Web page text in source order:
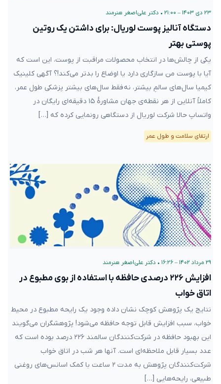
۲۳ دی ۱۴۰۳ – ۲۱:۰۰ • دکتر علی‌اصغر هنرمند
دستگاه آنالیز پوست لوريال: برای داشتن یک روتین
پوستی بهتر
یکی از چالش‌ها در انتخاب محصولات مراقبت از پوست، این است که
آیا با پوست من سازگاری دارد یا اوضاع را بدتر می‌کند!؟ آگهی کلینیک
کیمیا سال‌های سالمِ بیشتر، نه فقط سال‌های بیشتر پزشکی طول عمر،
کاملاً آنلاین از هر نقطه‌ی جهان مشاورهٔ ۱۵ دقیقه‌ای رایگان در
واتساپ حالا شرکت لوريال از دستگاهی رونمایی کرده که […]
ارتقای سلامت و طول عمر
۲۹ مرداد ۱۴۰۲ – ۱۶:۲۶ • دکتر علی‌اصغر هنرمند
افزایش ۲۲۶ درصدی حافظه با استفاده از بوی مطبوع در
اتاق خواب
نتایج یک پژوهش کوچک نشان داده وجود یک رایحه مطبوع در محیط
خواب، سبب افزایش قابل توجه حافظه می‌شود! پژوهشگران می‌گویند
این بهبود حافظه در شرکت‌کنندگان سالمند ۲۲۶ درصد بوده است که
عدد بسیار قابل ملاحظه‌ای‌ است. آنها هر شب در اتاق خواب
شرکت‌کنندگان پژوهش به مدت ۲ ساعت با کمک اسانس‌های روغنی
طبیعی، رایحه‌هایی […]